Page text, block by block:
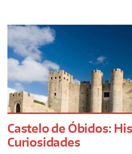
Castelo de Óbidos:
Curiosidades